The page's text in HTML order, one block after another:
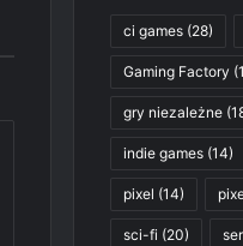
ci games (28)
Gaming Factory
gry niezależne
indie games (14)
pixel (14)
sci-fi (20)